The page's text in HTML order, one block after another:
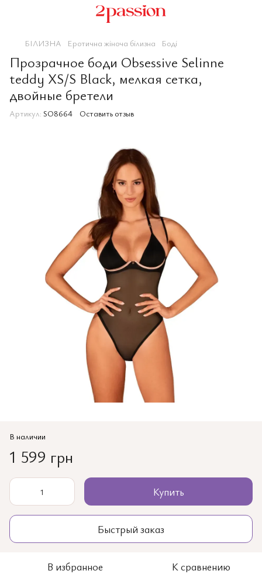
БІЛИЗНА Еротична жіноча білизна Боді
Прозрачное боди Obsessive Selinne
teddy XS/S Black, мелкая сетка,
двойные бретели
Артикул: SO8664 Оставить отзыв
В наличии
1 599 грн
Купить
Быстрый заказ
В избранное К сравнению